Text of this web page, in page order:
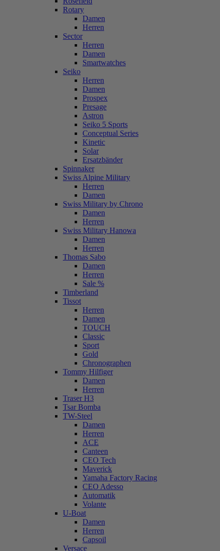
Rotary
Damen
Herren
Sector
Herren
Damen
Smartwatches
Seiko
Herren
Damen
Prospex
Presage
Astron
Seiko 5 Sports
Conceptual Series
Kinetic
Solar
Ersatzbänder
Spinnaker
Swiss Alpine Military
Herren
Damen
Swiss Military by Chrono
Damen
Herren
Swiss Military Hanowa
Damen
Herren
Thomas Sabo
Damen
Herren
Sale %
Timberland
Tissot
Herren
Damen
TOUCH
Classic
Sport
Gold
Chronographen
Tommy Hilfiger
Damen
Herren
Traser H3
Tsar Bomba
TW-Steel
Damen
Herren
ACE
Canteen
CEO Tech
Maverick
Yamaha Factory Racing
CEO Adesso
Automatik
Volante
U-Boat
Damen
Herren
Capsoil
Versace